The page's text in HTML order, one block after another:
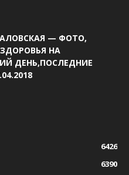
— ФОТО,
НА
ДЕНЬ,ПОСЛЕДНИЕ
6426
6390